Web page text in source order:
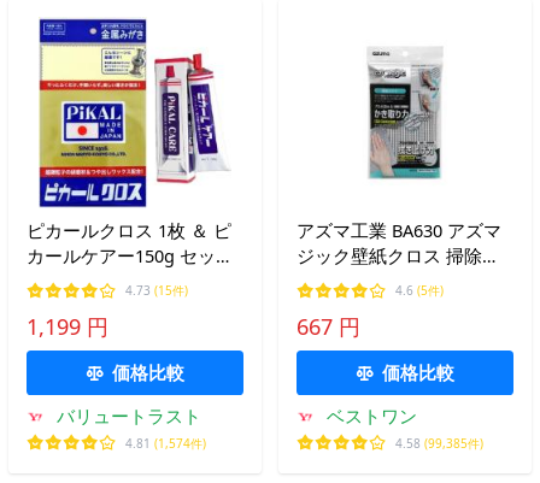
ピカールクロス 1枚 ＆ ピ
カールケアー150g セット
金属磨きセット 仏具 アク
セサリー類 ワックス配合
金属研磨材 ステンレス
4.73 (15件)
1,199 円
価格比較
バリュートラスト
4.81 (1,574件)
アズマ工業 BA630 アズマ
ジック壁紙クロス 掃除
azuma
4.6 (5件)
667 円
価格比較
ベストワン
4.58 (99,385件)